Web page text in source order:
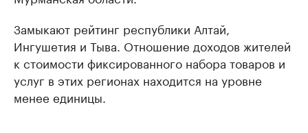
Замыкают рейтинг республики Алтай,
Ингушетия и Тыва. Отношение доходов жителей
к стоимости фиксированного набора товаров и
услуг в этих регионах находится на уровне
менее единицы.